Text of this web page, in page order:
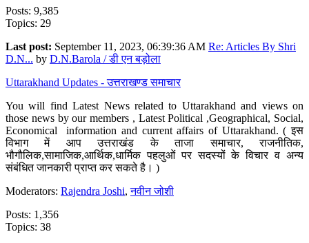
Posts: 9,385
Topics: 29
Last post: September 11, 2023, 06:39:36 AM Re: Articles By Shri
D.N... by D.N.Barola / डी एन बड़ोला
Uttarakhand Updates - उत्तराखण्ड समाचार
You will find Latest News related to Uttarakhand and views on
those news by our members , Latest Political ,Geographical, Social,
Economical information and current affairs of Uttarakhand. ( इस
विभाग में आप उत्तराखंड के ताजा समाचार, राजनीतिक,
भौगौलिक,सामाजिक,आर्थिक,धार्मिक पहलुओं पर सदस्यों के विचार व अन्य
संबंधित जानकारी प्राप्त कर सकते है। )
Moderators: Rajendra Joshi,नवीन जोशी
Posts: 1,356
Topics: 38